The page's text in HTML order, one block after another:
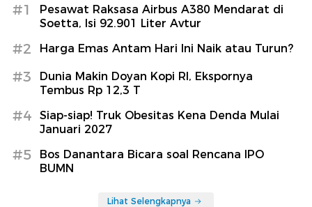
#1
Pesawat Raksasa Airbus A380 Mendarat di
Soetta, Isi 92.901 Liter Avtur
#2 Harga Emas Antam Hari Ini Naik atau Turun?
#3
Dunia Makin Doyan Kopi RI, Ekspornya
Tembus Rp 12,3 T
#4
Siap-siap! Truk Obesitas Kena Denda Mulai
Januari 2027
#5
Bos Danantara Bicara soal Rencana IPO
BUMN
Lihat Selengkapnya